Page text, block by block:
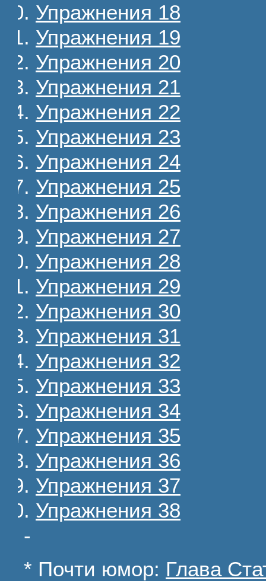
Упражнения 18
Упражнения 19
Упражнения 20
Упражнения 21
Упражнения 22
Упражнения 23
Упражнения 24
Упражнения 25
Упражнения 26
Упражнения 27
Упражнения 28
Упражнения 29
Упражнения 30
Упражнения 31
Упражнения 32
Упражнения 33
Упражнения 34
Упражнения 35
Упражнения 36
Упражнения 37
Упражнения 38
-
* Почти юмор: Глава